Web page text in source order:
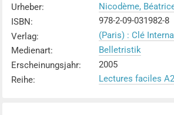
Urheber:
Nicodème,
ISBN:
978-2-09-031982-8
Verlag:
(Paris) : Clé
Medienart:
Belletristik
Erscheinungsjahr:
2005
Reihe: Lectures faciles